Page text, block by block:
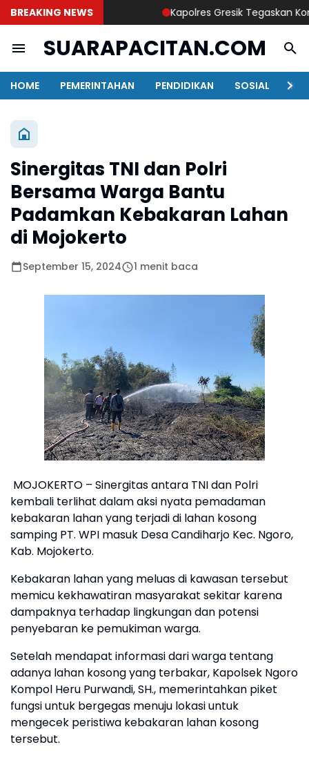
BREAKING NEWS Kapolres Gresik Tegaskan
SUARAPACITAN.COM
HOME PEMERINTAHAN PENDIDIKAN SOSIAL
Sinergitas TNI dan Polri
Bersama Warga Bantu
Padamkan Kebakaran Lahan
di Mojokerto
September 15, 2024 1 menit baca
MOJOKERTO – Sinergitas antara TNI dan Polri
kembali terlihat dalam aksi nyata pemadaman
kebakaran lahan yang terjadi di lahan kosong
samping PT. WPI masuk Desa Candiharjo Kec. Ngoro,
Kab. Mojokerto.
Kebakaran lahan yang meluas di kawasan tersebut
memicu kekhawatiran masyarakat sekitar karena
dampaknya terhadap lingkungan dan potensi
penyebaran ke pemukiman warga.
Setelah mendapat informasi dari warga tentang
adanya lahan kosong yang terbakar, Kapolsek Ngoro
Kompol Heru Purwandi, SH., memerintahkan piket
fungsi untuk bergegas menuju lokasi untuk
mengecek peristiwa kebakaran lahan kosong
tersebut.